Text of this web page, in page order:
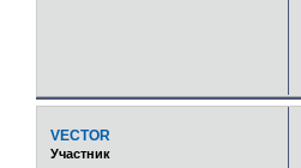
VECTOR
Участник